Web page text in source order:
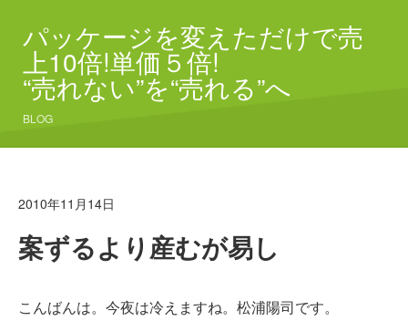
パッケージを変えただけで売
上10倍!単価５倍!
“売れない”を“売れる”へ
BLOG
2010年11月14日
案ずるより産むが易し
こんばんは。今夜は冷えますね。松浦陽司です。